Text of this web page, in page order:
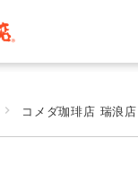
コメダ珈琲店 瑞浪店